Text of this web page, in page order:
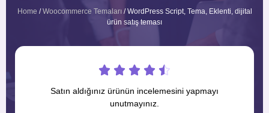
Home /Woocommerce Temaları/ WordPress Script, Tema, Eklenti, dijital
ürün satış teması
    
Satın aldığınız ürünün incelemesini yapmayı
unutmayınız.